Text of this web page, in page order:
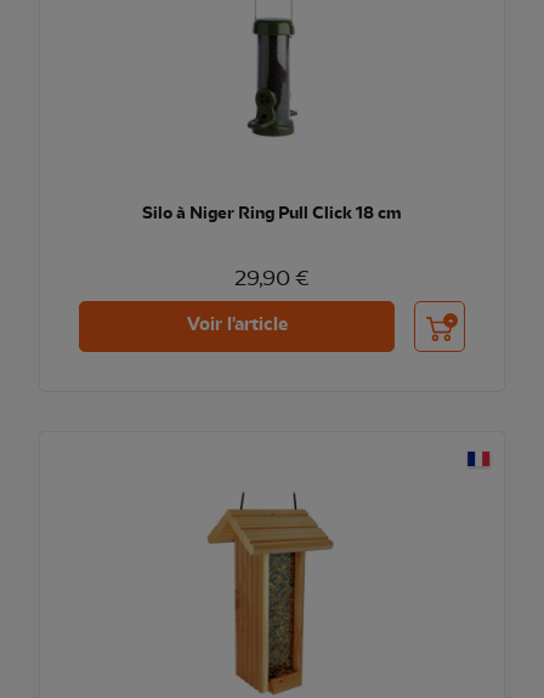
Silo à Niger Ring Pull Click 18 cm
29,90 €
Voir l'article Ajouter au